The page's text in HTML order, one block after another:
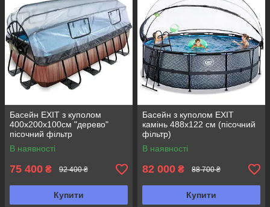
Басейн EXIT з куполом
400х200х100см "дерево"
пісочний фільтр
В наявності
75 400 ₴ 92 400 ₴
Купити
Басейн з куполом EXIT
камінь 488х122 см (пісочний
фільтр)
В наявності
82 000 ₴ 88 700 ₴
Купити